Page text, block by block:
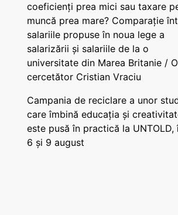
coeficienți prea mici sau taxare
muncă prea mare? Comparație
salariile propuse în noua lege a
salarizării și salariile de la o
universitate din Marea Britanie /
cercetător Cristian Vraciu
Campania de reciclare a unor
care îmbină educația și
este pusă în practică la UNTOLD,
6 și 9 august